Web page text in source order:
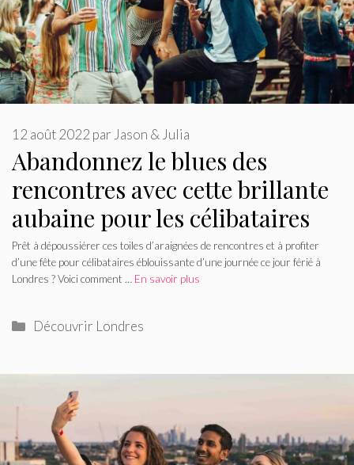
Abandonnez le blues des
rencontres avec cette brillante
aubaine pour les célibataires
12 août 2022 par Jason & Julia
Prêt à dépoussiérer ces toiles d’araignées de rencontres et à profiter
d’une fête pour célibataires éblouissante d’une journée ce jour férié à
Londres ? Voici comment … En savoir plus
Catégories
Découvrir Londres